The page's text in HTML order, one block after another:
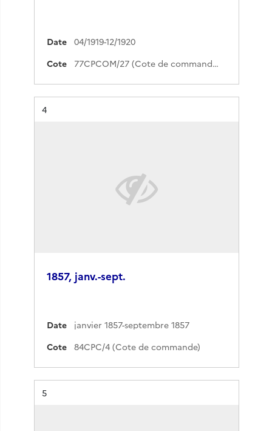
Date
04/1919-12/1920
Cote
77CPCOM/27 (Cote de commande)
Résultat n°
4
1857, janv.-sept.
Date
janvier 1857-septembre 1857
Cote
84CPC/4 (Cote de commande)
Résultat n°
5